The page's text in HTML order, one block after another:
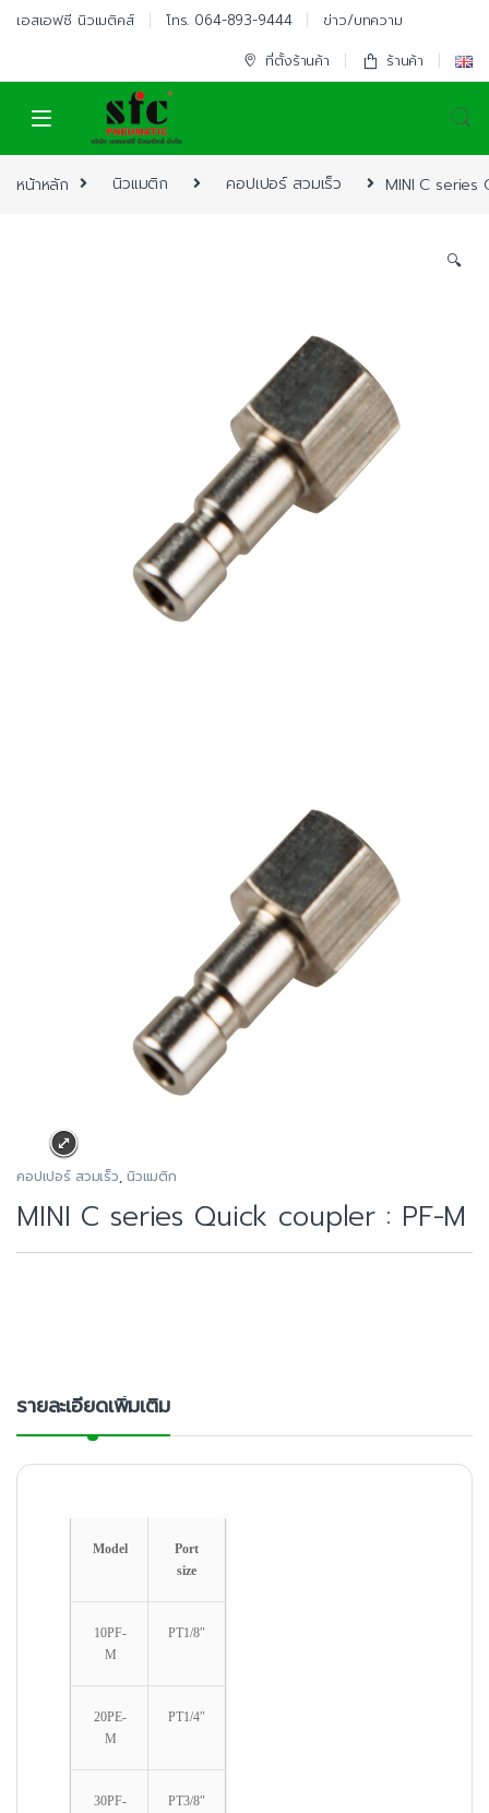
Skip to navigation
Skip to content
เอสเอฟซี นิวเมติคส์ โทร. 064-893-9444
ข่าว/บทความ
ที่ตั้งร้านค้า
ร้านค้า
หน้าหลัก นิวแมติก คอปเปอร์ สวมเร็ว MINI C series
🔍
คอปเปอร์ สวมเร็ว, นิวแมติก
MINI C series Quick coupler : PF-M
รายละเอียดเพิ่มเติม
Model
Port
size
10PF-
M
PT1/8″
20PE-
M
PT1/4″
30PF-
PT3/8″